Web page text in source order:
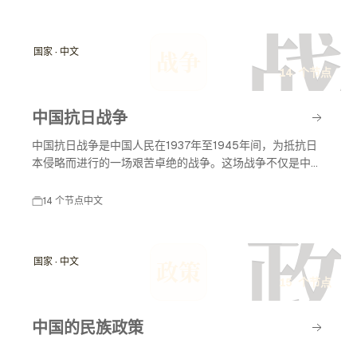
战
国家 · 中文
14 个节点
中国抗日战争
中国抗日战争是中国人民在1937年至1945年间，为抵抗日
本侵略而进行的一场艰苦卓绝的战争。这场战争不仅是中国
响。抗日战争期间，中国人民团结一致，付出了巨大的牺
14 个节点中文
政
国家 · 中文
15 个节点
中国的民族政策